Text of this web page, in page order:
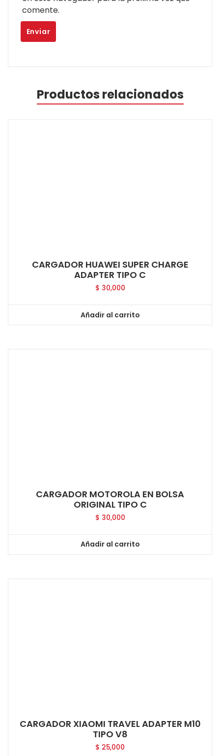
comente.
Productos relacionados
CARGADOR HUAWEI SUPER CHARGE
ADAPTER TIPO C
$ 30,000
Añadir al carrito
CARGADOR MOTOROLA EN BOLSA
ORIGINAL TIPO C
$ 30,000
Añadir al carrito
CARGADOR XIAOMI TRAVEL ADAPTER M10
TIPO V8
$ 25,000